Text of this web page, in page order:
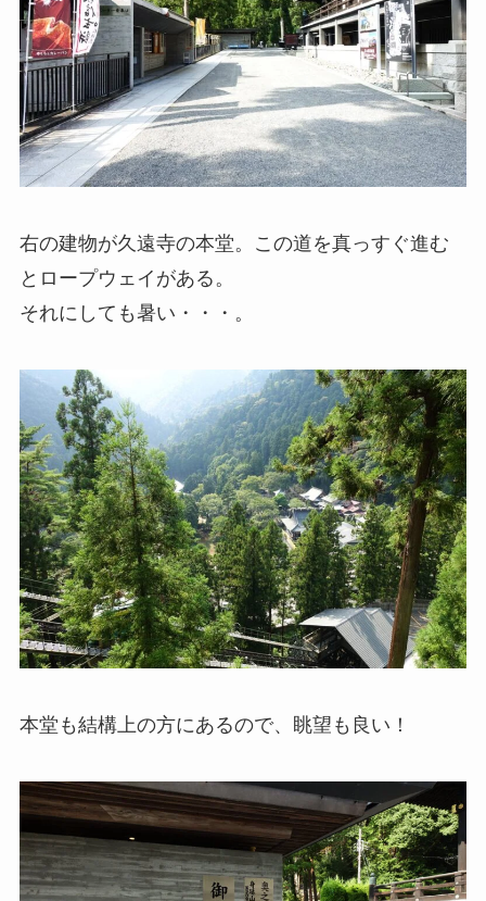
右の建物が久遠寺の本堂。この道を真っすぐ進む
とロープウェイがある。
それにしても暑い・・・。
本堂も結構上の方にあるので、眺望も良い！